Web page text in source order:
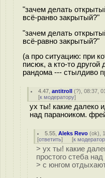
"зачем делать
всё-ранво закрытый?"
"зачем делать
всё-равно закрытый?"
(а про ситуацию: при
писюк, а кто-то другой
рандома --- стылдиво
4.47 ,antitroll (?), 08:37,
[к модератору]
ух ты! какие далеко
над параноиком.
5.55 ,Aleks Revo (ok),
[ответить] [к
> ух ты! какие
простого стеба
> с юнгом